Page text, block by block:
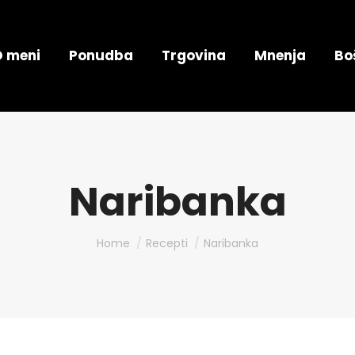
meni Ponudba Trgovina Mnenja
Naribanka
You are here:
Home Recepti Naribanka